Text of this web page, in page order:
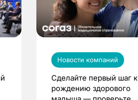
Новости компаний
Сделайте первый шаг к
рождению здорового